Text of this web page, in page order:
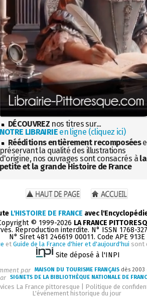
DÉCOUVREZ nos titres sur...
NOTRE LIBRAIRIEen ligne (cliquez ici)
Rééditions entièrement recomposées
préservant la qualité des illustrations
d'origine, nos ouvrages sont consacrés à la
petite et la grande Histoire de France
L'HISTOIRE DE FRANCE avec
© 1999-2026 LA FRANCE
Reproduction interdite. N° ISSN 1768-
N° Siret 481 246619 00011. Code APE 913E
et Guide de la France d'hier et d'aujourd'hui sont
Site déposé à l'INPI
par MAISON DU TOURISME FRANÇAIS dès
SIGNETS DE LA BIBLIOTHÈQUE NATIONALE DE
La France pittoresque
Politique de
L'événement historique du jour